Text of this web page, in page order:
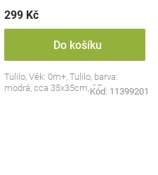
299 Kč
Do košíku
Tulilo, Věk: 0m+, Tulilo, barva:
modrá, cca 35x35cm, CE
Kód: 11399201